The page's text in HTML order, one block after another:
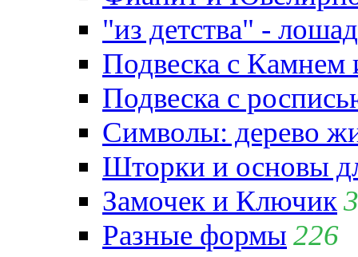
"из детства" -
Подвеска с
Подвеска с
Символы: дерево
Шторки и основы
Замочек и Ключик
Разные формы 226